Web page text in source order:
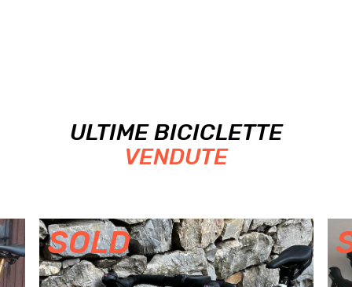
ULTIME BICICLETTE
VENDUTE
SOLD